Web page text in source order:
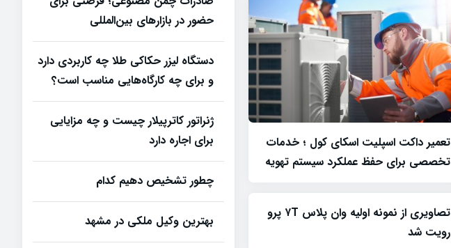
تعمیر داکت اسپلیت اسکای کول ؛ خدمات
تخصصی برای حفظ عملکرد سیستم تهویه
تصاویری از نمونه اولیه وان پلاس ۷T پرو
رویت شد
حضور در بازارهای بین‌المللی
دستگاه لیزر حکاکی طلا چه کاربردی دارد
و برای چه کارگاه‌هایی مناسب است؟
ژنراتور کاترپیلار چیست و چه مزایایی
برای اجاره دارد
چطور تشخیص دهیم کدام
بهترین وکیل ملکی در مشهد